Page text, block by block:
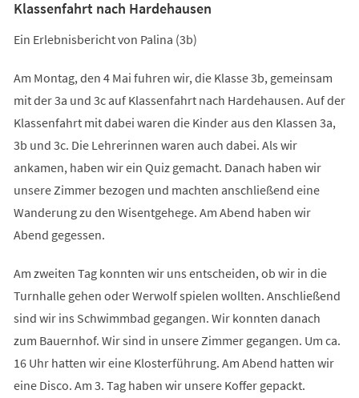
Klassenfahrt nach Hardehausen
Ein Erlebnisbericht von Palina (3b)
Am Montag, den 4 Mai fuhren wir, die Klasse 3b, gemeinsam
mit der 3a und 3c auf Klassenfahrt nach Hardehausen. Auf der
Klassenfahrt mit dabei waren die Kinder aus den Klassen 3a,
3b und 3c. Die Lehrerinnen waren auch dabei. Als wir
ankamen, haben wir ein Quiz gemacht. Danach haben wir
unsere Zimmer bezogen und machten anschließend eine
Wanderung zu den Wisentgehege. Am Abend haben wir
Abend gegessen.
Am zweiten Tag konnten wir uns entscheiden, ob wir in die
Turnhalle gehen oder Werwolf spielen wollten. Anschließend
sind wir ins Schwimmbad gegangen. Wir konnten danach
zum Bauernhof. Wir sind in unsere Zimmer gegangen. Um ca.
16 Uhr hatten wir eine Klosterführung. Am Abend hatten wir
eine Disco. Am 3. Tag haben wir unsere Koffer gepackt.